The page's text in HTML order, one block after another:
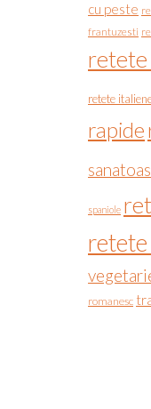
cu peste
frantuzesti
retete
rapide
spaniole
romanesc